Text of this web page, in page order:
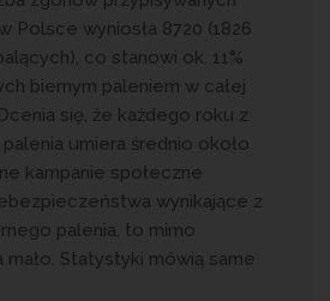
Polsce wyniosła 8720 (1826
co stanowi ok. 11%
biernym paleniem w całej
się, że każdego roku z
umiera średnio około
kampanie społeczne
wynikające z
palenia, to mimo
Statystyki mówią same